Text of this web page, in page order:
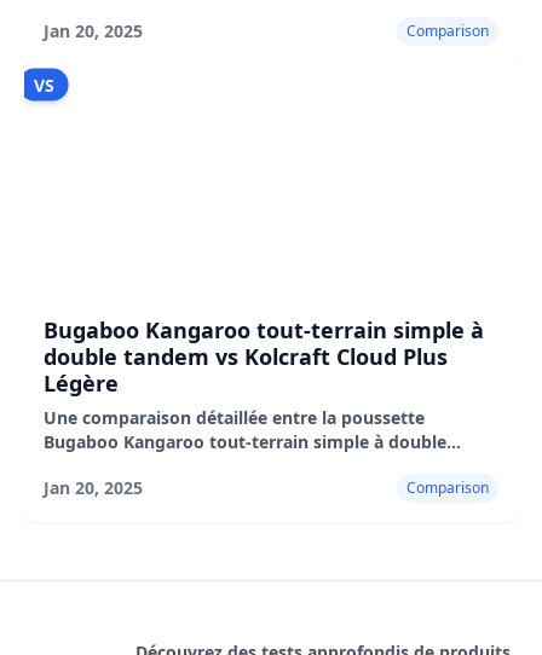
caractéristiques et leurs performances.
Jan 20, 2025 Comparison
VS
Bugaboo Kangaroo tout-terrain simple à
double tandem vs Kolcraft Cloud Plus
Légère
Une comparaison détaillée entre la poussette
Bugaboo Kangaroo tout-terrain simple à double
mettant en évidence leurs caractéristiques.
Jan 20, 2025 Comparison